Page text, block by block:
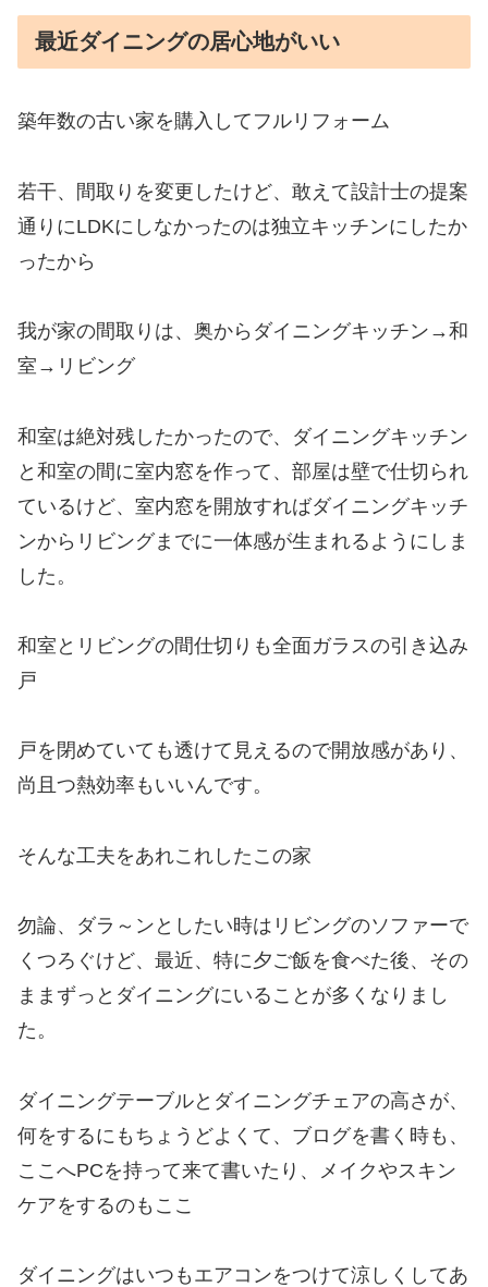
最近ダイニングの居心地がいい
築年数の古い家を購入してフルリフォーム
若干、間取りを変更したけど、敢えて設計士の提案
通りにLDKにしなかったのは独立キッチンにしたか
ったから
我が家の間取りは、奥からダイニングキッチン→和
室→リビング
和室は絶対残したかったので、ダイニングキッチン
と和室の間に室内窓を作って、部屋は壁で仕切られ
ているけど、室内窓を開放すればダイニングキッチ
ンからリビングまでに一体感が生まれるようにしま
した。
和室とリビングの間仕切りも全面ガラスの引き込み
戸
戸を閉めていても透けて見えるので開放感があり、
尚且つ熱効率もいいんです。
そんな工夫をあれこれしたこの家
勿論、ダラ～ンとしたい時はリビングのソファーで
くつろぐけど、最近、特に夕ご飯を食べた後、その
ままずっとダイニングにいることが多くなりまし
た。
ダイニングテーブルとダイニングチェアの高さが、
何をするにもちょうどよくて、ブログを書く時も、
ここへPCを持って来て書いたり、メイクやスキン
ケアをするのもここ
ダイニングはいつもエアコンをつけて涼しくしてあ